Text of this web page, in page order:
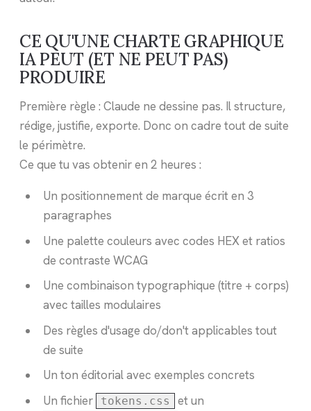
CE QU'UNE CHARTE GRAPHIQUE
IA PEUT (ET NE PEUT PAS)
PRODUIRE
Première règle : Claude ne dessine pas. Il structure,
rédige, justifie, exporte. Donc on cadre tout de suite
le périmètre.
Ce que tu vas obtenir en 2 heures :
Un positionnement de marque écrit en 3
paragraphes
Une palette couleurs avec codes HEX et ratios
de contraste WCAG
Une combinaison typographique (titre + corps)
avec tailles modulaires
Des règles d'usage do/don't applicables tout
de suite
Un ton éditorial avec exemples concrets
Un fichier
tokens.css et un